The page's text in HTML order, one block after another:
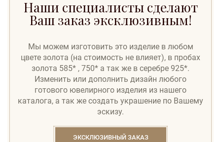
Наши специалисты сделают
Ваш заказ эксклюзивным!
Мы можем изготовить это изделие в любом
цвете золота (на стоимость не влияет), в пробах
золота 585* , 750* а так же в серебре 925*.
Изменить или дополнить дизайн любого
готового ювелирного изделия из нашего
каталога, а так же создать украшение по Вашему
эскизу.
ЭКСКЛЮЗИВНЫЙ ЗАКАЗ